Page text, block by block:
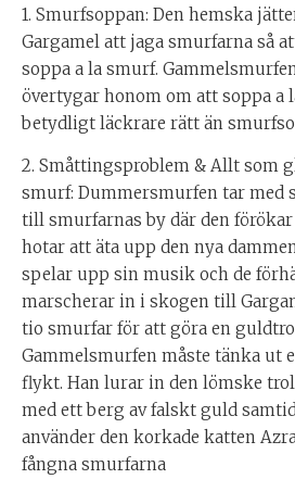
1. Smurfsoppan: Den hemska
Gargamel att jaga smurfarna så
soppa a la smurf.
övertygar honom om att soppa a
betydligt läckrare rätt än
2. Småttingsproblem & Allt som
smurf: Dummersmurfen tar med
till smurfarnas by där den
hotar att äta upp den nya
spelar upp sin musik och de
marscherar in i skogen till
tio smurfar för att göra en
Gammelsmurfen måste tänka ut
flykt. Han lurar in den lömske
med ett berg av falskt guld
använder den korkade katten
fångna smurfarna